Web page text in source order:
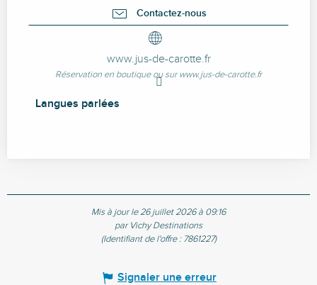
Contactez-nous
www.jus-de-carotte.fr
Réservation en boutique ou sur www.jus-de-carotte.fr
Langues parlées
Langues parlées
Mis à jour le 26 juillet 2026 à 09:16
par Vichy Destinations
(Identifiant de l'offre : 7861227)
Signaler une erreur